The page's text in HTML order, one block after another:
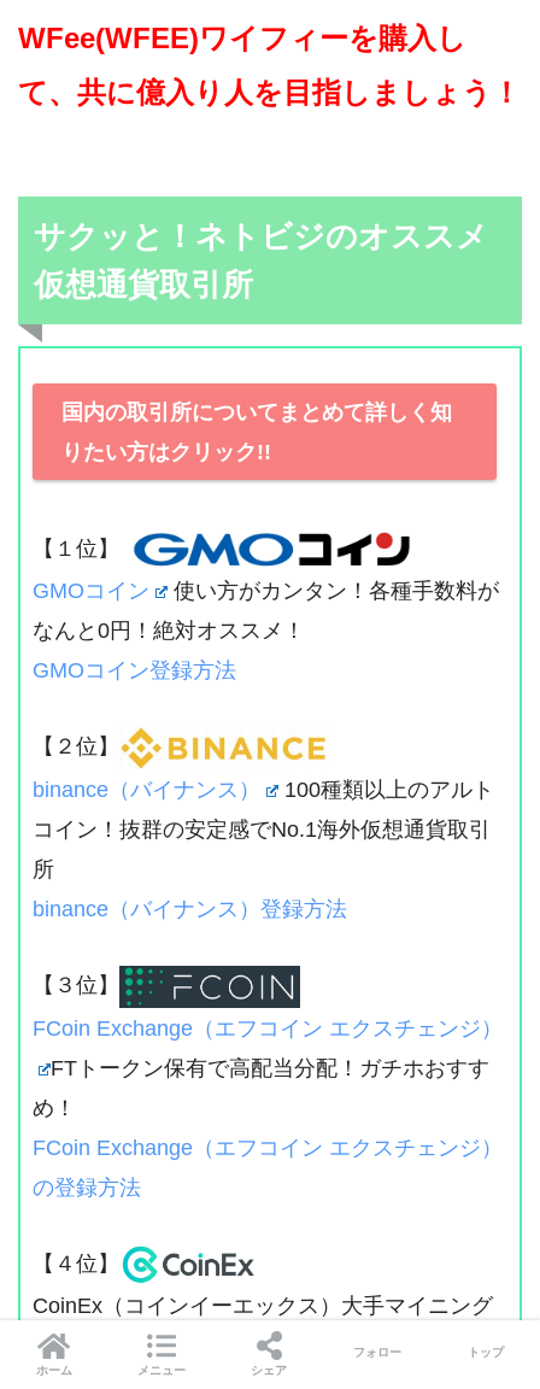
WFee(WFEE)ワイフィーを購入し
て、共に億入り人を目指しましょう！
サクッと！ネトビジのオススメ
仮想通貨取引所
国内の取引所についてまとめて詳しく知
りたい方はクリック!!
【１位】
GMOコイン
使い方がカンタン！各種手数料が
なんと0円！絶対オススメ！
GMOコイン登録方法
【２位】
binance（バイナンス）
100種類以上のアルト
コイン！抜群の安定感でNo.1海外仮想通貨取引
所
binance（バイナンス）登録方法
【３位】
FCoin Exchange（エフコイン エクスチェンジ）
FTトークン保有で高配当分配！ガチホおすす
め！
FCoin Exchange（エフコイン エクスチェンジ）
の登録方法
【４位】
CoinEx（コインイーエックス）大手マイニング
運営のCETトークンで将来性有望！
ホーム メニュー シェア
フォロー トップ